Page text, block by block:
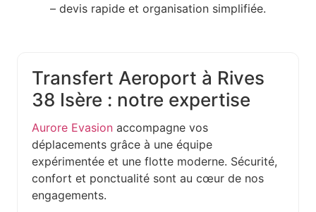
– devis rapide et organisation simplifiée.
Transfert Aeroport à Rives
38 Isère : notre expertise
Aurore Evasion accompagne vos
déplacements grâce à une équipe
expérimentée et une flotte moderne. Sécurité,
confort et ponctualité sont au cœur de nos
engagements.